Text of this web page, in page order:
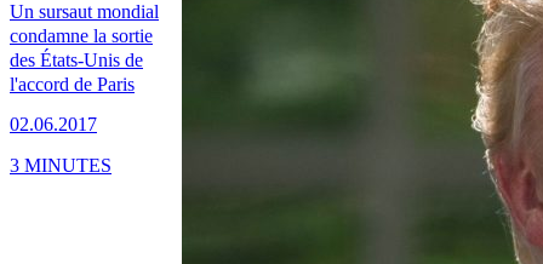
Un sursaut mondial
condamne la sortie
des États-Unis de
l'accord de Paris
02.06.2017
3 MINUTES